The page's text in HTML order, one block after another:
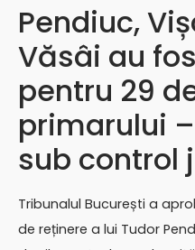
Pendiuc,
Văsâi au
pentru 29
primarului
sub control
Tribunalul București a
de reținere a lui Tudor